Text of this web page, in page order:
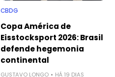
CBDG
Copa América de
Eisstocksport 2026: Brasil
defende hegemonia
continental
GUSTAVO LONGO HÁ 19 DIAS